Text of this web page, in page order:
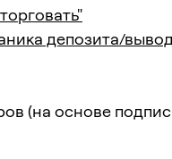
депозита/
(на основе